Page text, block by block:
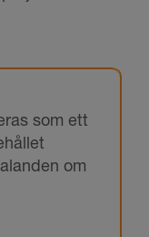
som ett
om